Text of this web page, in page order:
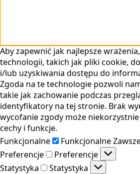
Aby zapewnić jak najlepsze
technologii, takich jak pliki cookie,
i/lub uzyskiwania dostępu do
Zgoda na te technologie pozwoli
takie jak zachowanie podczas
identyfikatory na tej stronie. Brak
wycofanie zgody może
cechy i funkcje.
Funkcjonalne
Funkcjonalne
Preferencje
Preferencje
Statystyka
Statystyka